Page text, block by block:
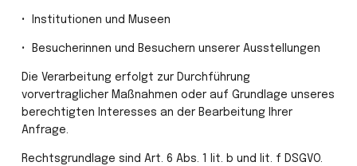
•⁠  ⁠Institutionen und Museen
•⁠  ⁠Besucherinnen und Besuchern unserer Ausstellungen
Die Verarbeitung erfolgt zur Durchführung
vorvertraglicher Maßnahmen oder auf Grundlage unseres
berechtigten Interesses an der Bearbeitung Ihrer
Anfrage.
Rechtsgrundlage sind Art. 6 Abs. 1 lit. b und lit. f DSGVO.